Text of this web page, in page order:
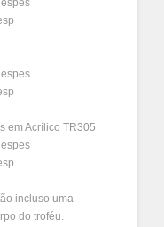
em Acrílico TR305
incluso uma
do troféu.